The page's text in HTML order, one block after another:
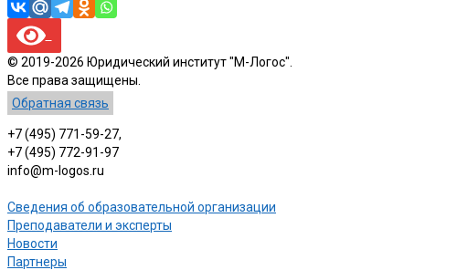
© 2019-2026 Юридический институт "М-Логос".
Все права защищены.
Обратная связь
+7 (495) 771-59-27,
+7 (495) 772-91-97
info@m-logos.ru
Сведения об образовательной организации
Преподаватели и эксперты
Новости
Партнеры